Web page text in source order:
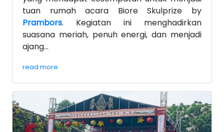
tuan rumah acara Biore Skulprize by
Prambors. Kegiatan ini menghadirkan
suasana meriah, penuh energi, dan menjadi
ajang...
read more